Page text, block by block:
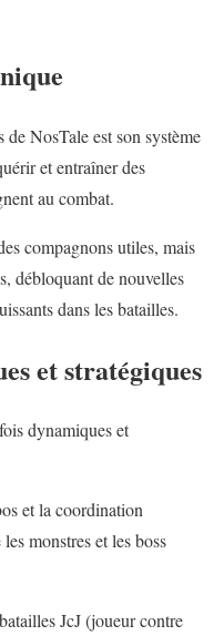
de NosTale est son système
et entraîner des
au combat.
compagnons utiles, mais
débloquant de nouvelles
dans les batailles.
et stratégiques
dynamiques et
et la coordination
monstres et les boss
JcJ (joueur contre